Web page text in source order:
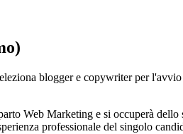
blogger e copywriter per
Web Marketing e si occuperà
professionale del singolo